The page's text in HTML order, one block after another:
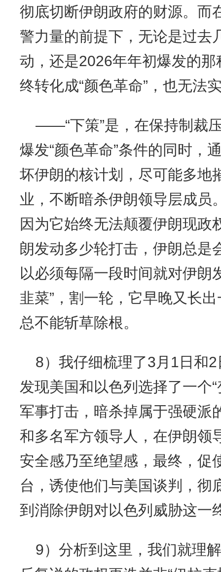
彻底切断伊朗政府的财源。而
警力量的前提下，无论是过去
动，还是2026年年初爆发的
终转化成“颜色革命”，也无法
——“下策”是，在保持制裁
爆发“颜色革命”条件的同时，
坏伊朗的核计划，尽可能多地
业，不断暗杀伊朗领导层成员
因为它始终无法颠覆伊朗现政
朗发动多少轮打击，伊朗总是
以必须每隔一段时间就对伊朗
韭菜”，割一轮，它早晚又长
总不能斩草除根。
8）我仔细梳理了3月1日和
发现美国和以色列选择了一个
军事打击，暗杀掉属于强硬派
和多名军方领导人，在伊朗领
安全感乃至绝望感，最终，促
台，诱使他们与美国谈判，彻
到消除伊朗对以色列威胁这一
9）分析到这里，我们就理